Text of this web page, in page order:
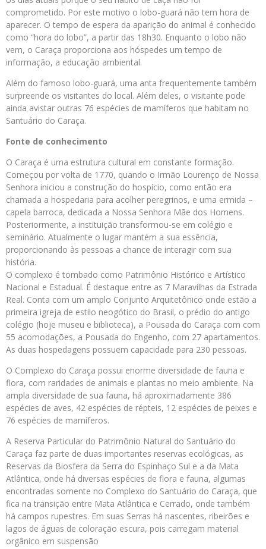
comprometido. Por este motivo o lobo-guará não tem hora de
aparecer. O tempo de espera da aparição do animal é conhecido
como “hora do lobo”, a partir das 18h30. Enquanto o lobo não
vem, o Caraça proporciona aos hóspedes um tempo de
informação, a educação ambiental.
Além do famoso lobo-guará, uma anta frequentemente também
surpreende os visitantes do local. Além deles, o visitante pode
ainda avistar outras 76 espécies de mamíferos que habitam no
Santuário do Caraça.
Fonte de conhecimento
O Caraça é uma estrutura cultural em constante formação.
Começou por volta de 1770, quando o Irmão Lourenço de Nossa
Senhora iniciou a construção do hospício, como então era
chamada a hospedaria para acolher peregrinos, e uma ermida –
capela barroca, dedicada a Nossa Senhora Mãe dos Homens.
Posteriormente, a instituição transformou-se em colégio e
seminário. Atualmente o lugar mantém a sua essência,
proporcionando às pessoas a chance de interagir com sua
história.
O complexo é tombado como Patrimônio Histórico e Artístico
Nacional e Estadual. É destaque entre as 7 Maravilhas da Estrada
Real. Conta com um amplo Conjunto Arquitetônico onde estão a
primeira igreja de estilo neogótico do Brasil, o prédio do antigo
colégio (hoje museu e biblioteca), a Pousada do Caraça com com
55 acomodações, a Pousada do Engenho, com 27 apartamentos.
As duas hospedagens possuem capacidade para 230 pessoas.
O Complexo do Caraça possui enorme diversidade de fauna e
flora, com raridades de animais e plantas no meio ambiente. Na
ampla diversidade de sua fauna, há aproximadamente 386
espécies de aves, 42 espécies de répteis, 12 espécies de peixes e
76 espécies de mamíferos.
A Reserva Particular do Patrimônio Natural do Santuário do
Caraça faz parte de duas importantes reservas ecológicas, as
Reservas da Biosfera da Serra do Espinhaço Sul e a da Mata
Atlântica, onde há diversas espécies de flora e fauna, algumas
encontradas somente no Complexo do Santuário do Caraça, que
fica na transição entre Mata Atlântica e Cerrado, onde também
há campos rupestres. Em suas Serras há nascentes, ribeirões e
lagos de águas de coloração escura, pois carregam material
orgânico em suspensão